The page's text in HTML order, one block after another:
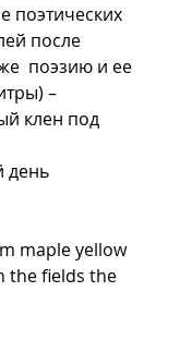
поэтических
после
поэзию и ее
–
клен под
день
maple yellow
the fields the